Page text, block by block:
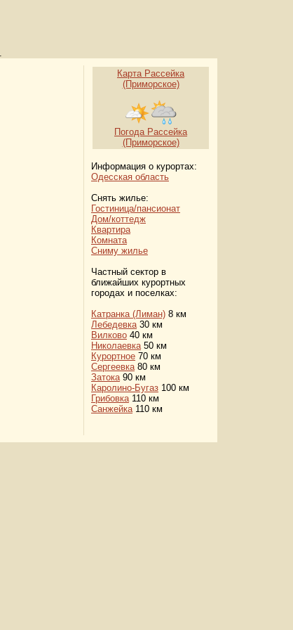
Карта Рассейка
(Приморское)
Погода Рассейка
(Приморское)
Информация о курортах:
Одесская область
Снять жилье:
Гостиница/пансионат
Дом/коттедж
Квартира
Комната
Сниму жилье
Частный сектор в
ближайших курортных
городах и поселках:
Катранка (Лиман) 8 км
Лебедевка 30 км
Вилково 40 км
Николаевка 50 км
Курортное 70 км
Сергеевка 80 км
Затока 90 км
Каролино-Бугаз 100 км
Грибовка 110 км
Санжейка 110 км